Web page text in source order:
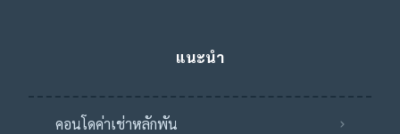
แนะนำ
คอนโดค่าเช่าหลักพัน